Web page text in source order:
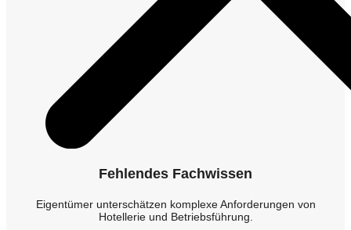
Fehlendes Fachwissen
Eigentümer unterschätzen komplexe Anforderungen von
Hotellerie und Betriebsführung.